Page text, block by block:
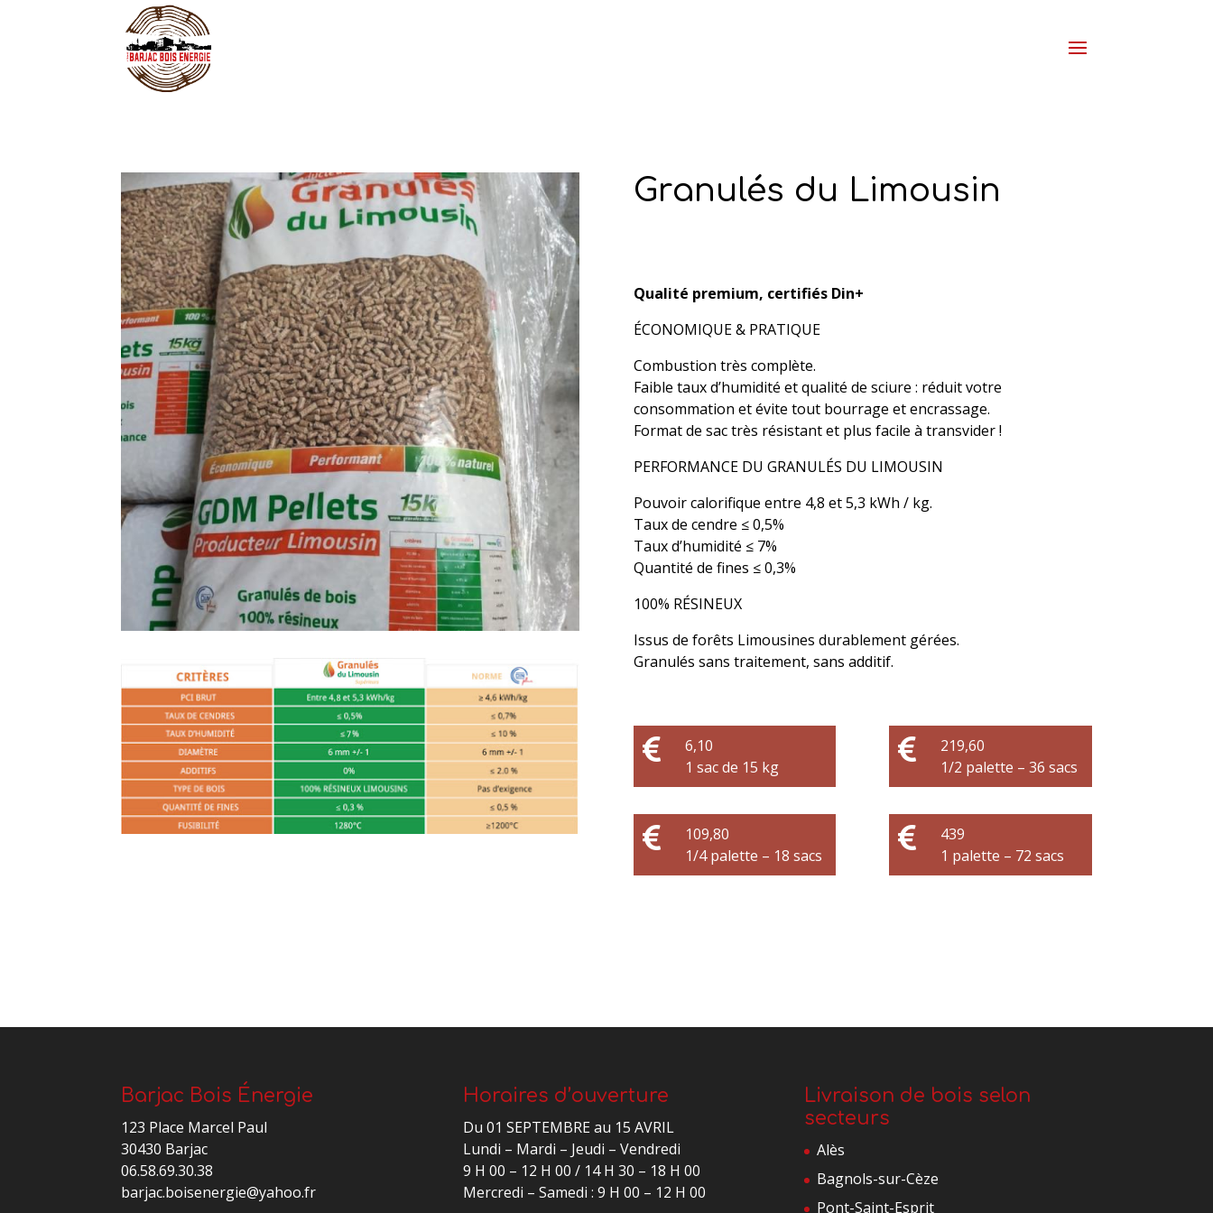
Granulés du Limousin
Qualité premium, certifiés Din+
ÉCONOMIQUE & PRATIQUE
Combustion très complète.
Faible taux d’humidité et qualité de sciure : réduit votre
consommation et évite tout bourrage et encrassage.
Format de sac très résistant et plus facile à transvider !
PERFORMANCE DU GRANULÉS DU LIMOUSIN
Pouvoir calorifique entre 4,8 et 5,3 kWh / kg.
Taux de cendre ≤ 0,5%
Taux d’humidité ≤ 7%
Quantité de fines ≤ 0,3%
100% RÉSINEUX
Issus de forêts Limousines durablement gérées.
Granulés sans traitement, sans additif.

6,10
1 sac de 15 kg

109,80
1/4 palette – 18 sacs

219,60
1/2 palette – 36 sacs

439
1 palette – 72 sacs
Barjac Bois Énergie
123 Place Marcel Paul
30430 Barjac
06.58.69.30.38
barjac.boisenergie@yahoo.fr
Horaires d’ouverture
Du 01 SEPTEMBRE au 15 AVRIL
Lundi – Mardi – Jeudi – Vendredi
9 H 00 – 12 H 00 / 14 H 30 – 18 H 00
Mercredi – Samedi : 9 H 00 – 12 H 00
Livraison de bois selon
secteurs
Alès
Bagnols-sur-Cèze
Pont-Saint-Esprit